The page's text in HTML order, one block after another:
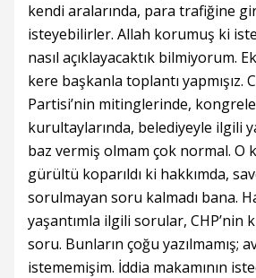
kendi aralarında, para trafiğine
isteyebilirler. Allah korumuş ki
nasıl açıklayacaktık bilmiyorum.
kere başkanla toplantı yapmışız.
Partisi’nin mitinglerinde,
kurultaylarında, belediyeyle ilgili
baz vermiş olmam çok normal. O
gürültü koparıldı ki hakkımda,
sorulmayan soru kalmadı bana.
yaşantımla ilgili sorular, CHP’nin
soru. Bunların çoğu yazılmamış;
istememişim. İddia makamının